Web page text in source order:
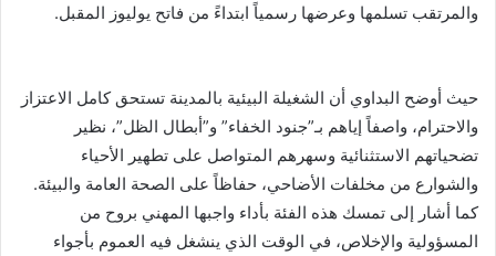
والمرتقب تسلمها وعرضها رسمياً ابتداءً من فاتح يوليوز المقبل.
حيث أوضح البداوي أن الشغيلة البيئية بالمدينة تستحق كامل الاعتزاز
والاحترام، واصفاً إياهم بـ”جنود الخفاء” و”أبطال الظل”، نظير
تضحياتهم الاستثنائية وسهرهم المتواصل على تطهير الأحياء
والشوارع من مخلفات الأضاحي، حفاظاً على الصحة العامة والبيئة.
كما أشار إلى تمسك هذه الفئة بأداء واجبها المهني بروح من
المسؤولية والإخلاص، في الوقت الذي ينشغل فيه العموم بأجواء